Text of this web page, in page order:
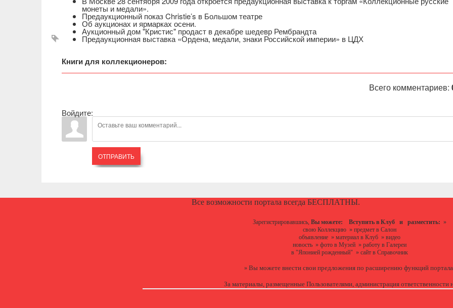
монеты и медали».
Предаукционный показ Christie’s в Большом театре
Об аукционах и ярмарках осени.
Аукционный дом "Кристис" продаст в декабре шедевр Рембрандта
Предаукционная выставка «Ордена, медали, знаки Российской империи» в ЦДХ
Книги для коллекционеров:
Всего комментариев:
Войдите:
ОТПРАВИТЬ
Все возможности портала всегда БЕСПЛАТНЫ.
Зарегистрировавшись, Вы можете: Вступить в Клуб и разместить: »
свою Коллекцию» предмет в Салон
объявление» материал в Клуб» видео
новость» фото в Музей» работу в Галереи
в "Японией рожденный" » сайт в Справочник
» Вы можете внести свои предложения по расширению функций
За материалы, размещенные Пользователями, администрация ответственности